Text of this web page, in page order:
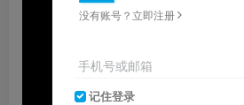
没有账号？立即注册
手机号或邮箱
记住登录